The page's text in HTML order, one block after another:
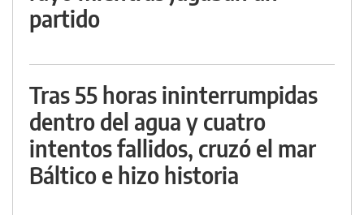
partido
Tras 55 horas ininterrumpidas
dentro del agua y cuatro
intentos fallidos, cruzó el mar
Báltico e hizo historia